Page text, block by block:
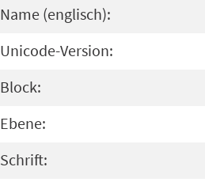
Name (englisch):
Unicode-Version:
Block:
Ebene:
Schrift: